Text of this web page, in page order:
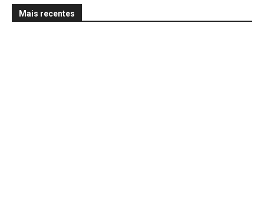
Mais recentes